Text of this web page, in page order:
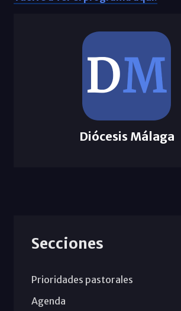
Diócesis Málaga
Secciones
Prioridades pastorales
Agenda